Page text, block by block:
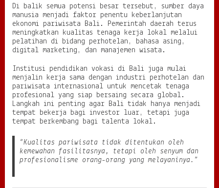
Di balik semua potensi besar tersebut, sumber daya
manusia menjadi faktor penentu keberlanjutan
ekonomi pariwisata Bali. Pemerintah daerah terus
meningkatkan kualitas tenaga kerja lokal melalui
pelatihan di bidang perhotelan, bahasa asing,
digital marketing, dan manajemen wisata.
Institusi pendidikan vokasi di Bali juga mulai
menjalin kerja sama dengan industri perhotelan dan
pariwisata internasional untuk mencetak tenaga
profesional yang siap bersaing secara global.
Langkah ini penting agar Bali tidak hanya menjadi
tempat bekerja bagi investor luar, tetapi juga
tempat berkembang bagi talenta lokal.
“Kualitas pariwisata tidak ditentukan oleh
kemewahan fasilitasnya, tetapi oleh senyum dan
profesionalisme orang-orang yang melayaninya.”